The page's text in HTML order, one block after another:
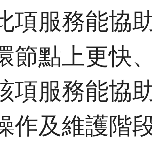
項服務能協
節點上更快
項服務能協
作及維護階